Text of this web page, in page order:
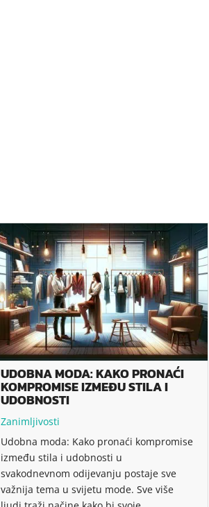
UDOBNA MODA: KAKO PRONAĆI
KOMPROMISE IZMEĐU STILA I
UDOBNOSTI
Zanimljivosti
Udobna moda: Kako pronaći kompromise
između stila i udobnosti u
svakodnevnom odijevanju postaje sve
važnija tema u svijetu mode. Sve više